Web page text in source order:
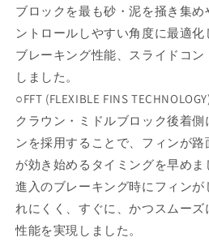
数
量
を
減
す
数
量
を
す
ブロックを最も砂・泥を掻き集
ントロールしやすい角度に最適化
ブレーキング性能、スライドコ
しました。
○FFT (FLEXIBLE FINS
クラウン・ミドルブロック後着
ンを採用することで、フィンが
が効き始めるタイミングを早め
進入のブレーキング時にフィン
れにくく、すぐに、かつスムー
性能を実現しました。